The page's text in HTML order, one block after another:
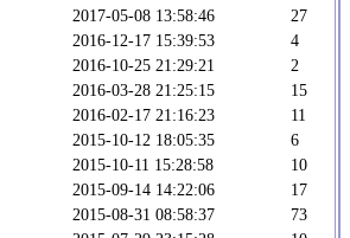
2017-05-08 13:58:46
27
2016-12-17 15:39:53
4
2016-10-25 21:29:21
2
2016-03-28 21:25:15
15
2016-02-17 21:16:23
11
2015-10-12 18:05:35
6
2015-10-11 15:28:58
10
2015-09-14 14:22:06
17
2015-08-31 08:58:37
73